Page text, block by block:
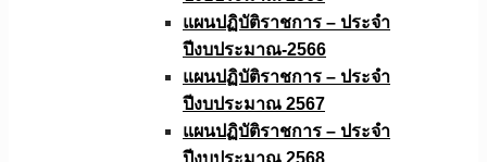
แผนปฏิบัติราชการ – ประจำ
ปีงบประมาณ-2566
แผนปฏิบัติราชการ – ประจำ
ปีงบประมาณ 2567
แผนปฏิบัติราชการ – ประจำ
ปีงบประมาณ 2568